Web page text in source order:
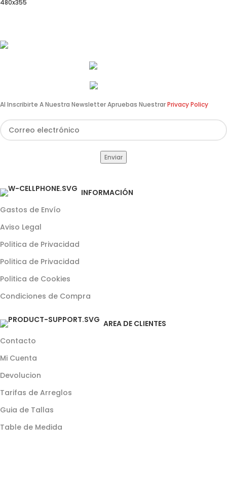
AREA DE CLIENTES
Contacto
Mi Cuenta
Devolucion
Tarifas de Arreglos
Guia de Tallas
Table de Medida
INFORMACIÓN
Gastos de Envío
Aviso Legal
Politica de Privacidad
Politica de Privacidad
Politica de Cookies
Condiciones de Compra
Al Inscribirte A Nuestra Newsletter Apruebas NuestrarPrivacy Policy